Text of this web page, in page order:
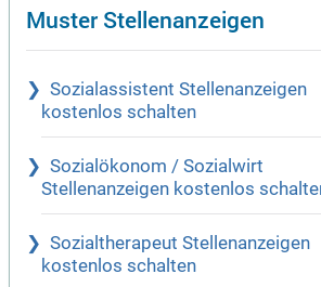
Muster Stellenanzeigen
Sozialassistent Stellenanzeigen
kostenlos schalten
Sozialökonom / Sozialwirt
Stellenanzeigen kostenlos
Sozialtherapeut Stellenanzeigen
kostenlos schalten